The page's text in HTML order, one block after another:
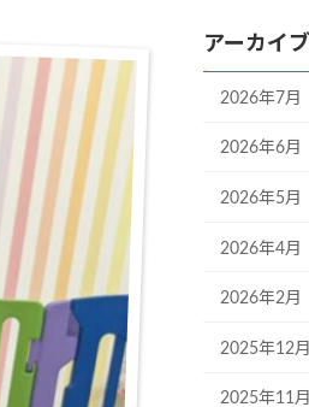
アーカイブ
2026年7月
2026年6月
2026年5月
2026年4月
2026年2月
2025年12月
2025年11月